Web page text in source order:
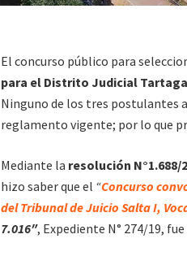
El concurso público para
para el Distrito Judicial
Ninguno de los tres postulantes
reglamento vigente; por lo que
Mediante la resolución N°1.688/
hizo saber que el “Concurso
del Tribunal de Juicio Salta I,
7.016″, Expediente N° 274/19,